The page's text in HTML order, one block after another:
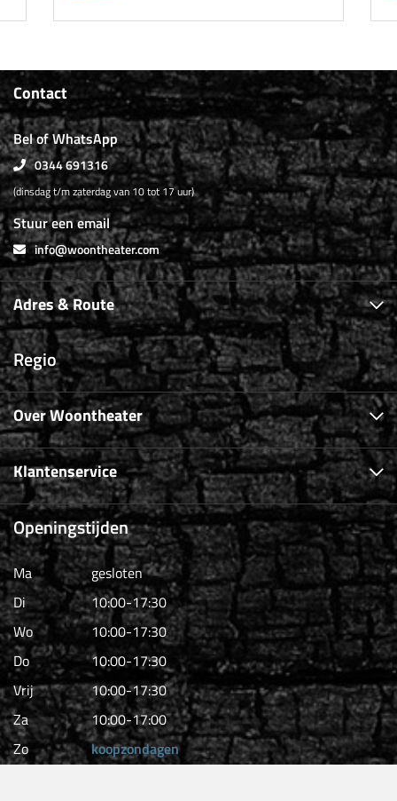
Contact
Bel of WhatsApp
0344 691316
(dinsdag t/m zaterdag van 10 tot 17 uur)
Stuur een email
info@woontheater.com
Adres & Route
Regio
Over Woontheater
Klantenservice
Openingstijden
Ma
gesloten
Di
10:00-17:30
Wo
10:00-17:30
Do
10:00-17:30
Vrij
10:00-17:30
Za
10:00-17:00
Zo
koopzondagen